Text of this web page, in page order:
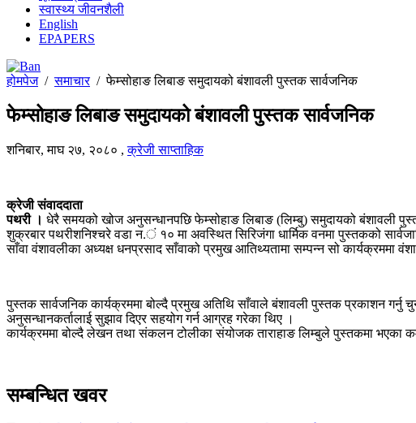
स्वास्थ्य जीवनशैली
English
EPAPERS
होमपेज/समाचार/फेम्सोहाङ लिबाङ समुदायको बंशावली पुस्तक सार्वजनिक
फेम्सोहाङ लिबाङ समुदायको बंशावली पुस्तक सार्वजनिक
शनिबार, माघ २७, २०८० ,क्रेजी साप्ताहिक
क्रेजी संवाददाता
पथरी । धेरै समयको खोज अनुसन्धानपछि फेम्सोहाङ लिबाङ (लिम्बु) समुदायको बंशावली
शुक्रबार पथरीशनिश्चरे वडा न.ं १० मा अवस्थित सिरिजंगा धार्मिक वनमा पुस्तकको
साँवा वंशावलीका अध्यक्ष धनप्रसाद साँवाको प्रमुख आतिथ्यतामा सम्पन्न सो कार्यक्रममा
पुस्तक सार्वजनिक कार्यक्रममा बोल्दै प्रमुख अतिथि साँवाले बंशावली पुस्तक प्रकाशन गर्नु
अनुसन्धानकर्तालाई सुझाव दिएर सहयोग गर्न आग्रह गरेका थिए ।
कार्यक्रममा बोल्दै लेखन तथा संकलन टोलीका संयोजक ताराहाङ लिम्बुले पुस्तकमा भएका
सम्बन्धित खवर